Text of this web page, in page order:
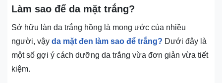
Làm sao để da mặt trắng?
Sở hữu làn da trắng hồng là mong ước của nhiều
người, vậy da mặt đen làm sao để trắng? Dưới đây là
một số gợi ý cách dưỡng da trắng vừa đơn giản vừa tiết
kiệm.